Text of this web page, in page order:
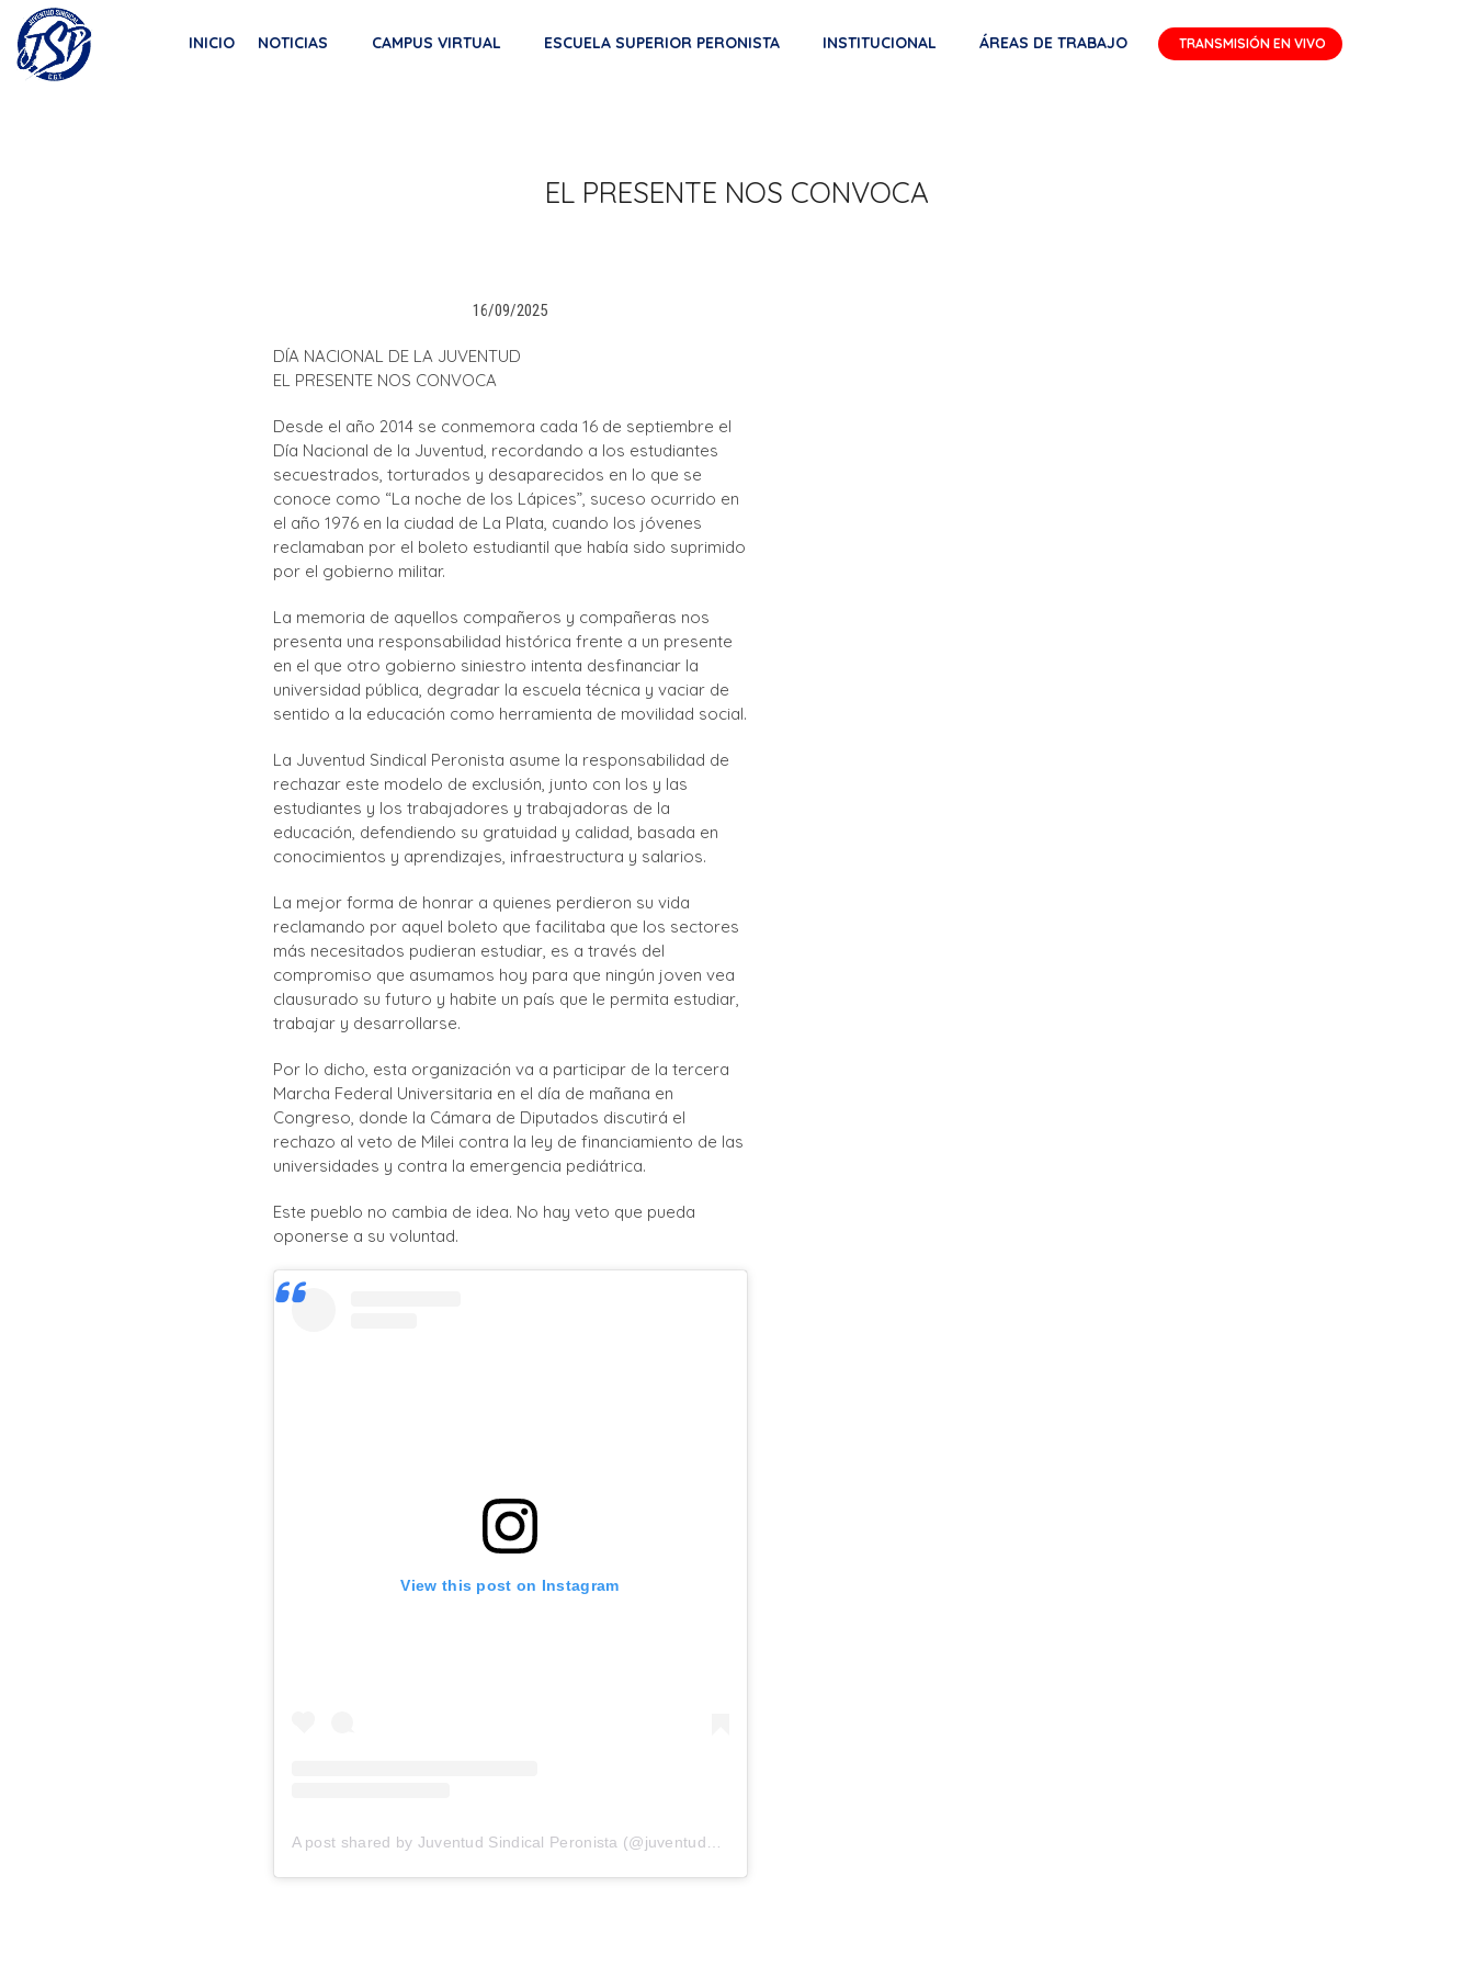
Saltar
contenido
JUVENTUD SINDICAL DE LA CGT
INICIO NOTICIAS CAMPUS VIRTUAL ESCUELA SUPERIOR PERONISTA INSTITUCIONAL ÁREAS DE TRABAJO TRANSMISIÓN EN VIVO
EL PRESENTE NOS CONVOCA
16/09/2025
DÍA NACIONAL DE LA JUVENTUD
EL PRESENTE NOS CONVOCA
Desde el año 2014 se conmemora cada 16 de septiembre el
Día Nacional de la Juventud, recordando a los estudiantes
secuestrados, torturados y desaparecidos en lo que se
conoce como “La noche de los Lápices”, suceso ocurrido en
el año 1976 en la ciudad de La Plata, cuando los jóvenes
reclamaban por el boleto estudiantil que había sido suprimido
por el gobierno militar.
La memoria de aquellos compañeros y compañeras nos
presenta una responsabilidad histórica frente a un presente
en el que otro gobierno siniestro intenta desfinanciar la
universidad pública, degradar la escuela técnica y vaciar de
sentido a la educación como herramienta de movilidad social.
La Juventud Sindical Peronista asume la responsabilidad de
rechazar este modelo de exclusión, junto con los y las
estudiantes y los trabajadores y trabajadoras de la
educación, defendiendo su gratuidad y calidad, basada en
conocimientos y aprendizajes, infraestructura y salarios.
La mejor forma de honrar a quienes perdieron su vida
reclamando por aquel boleto que facilitaba que los sectores
más necesitados pudieran estudiar, es a través del
compromiso que asumamos hoy para que ningún joven vea
clausurado su futuro y habite un país que le permita estudiar,
trabajar y desarrollarse.
Por lo dicho, esta organización va a participar de la tercera
Marcha Federal Universitaria en el día de mañana en
Congreso, donde la Cámara de Diputados discutirá el
rechazo al veto de Milei contra la ley de financiamiento de las
universidades y contra la emergencia pediátrica.
Este pueblo no cambia de idea. No hay veto que pueda
oponerse a su voluntad.
View this post on Instagram